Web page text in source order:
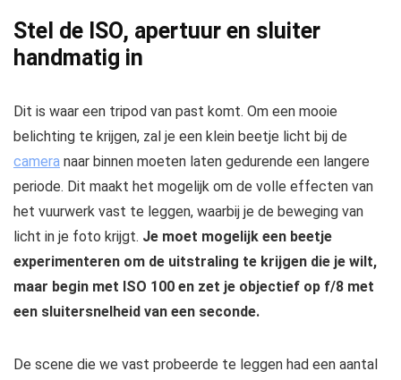
Stel de ISO, apertuur en sluiter
handmatig in
Dit is waar een tripod van past komt. Om een mooie
belichting te krijgen, zal je een klein beetje licht bij de
camera naar binnen moeten laten gedurende een langere
periode. Dit maakt het mogelijk om de volle effecten van
het vuurwerk vast te leggen, waarbij je de beweging van
licht in je foto krijgt. Je moet mogelijk een beetje
experimenteren om de uitstraling te krijgen die je wilt,
maar begin met ISO 100 en zet je objectief op f/8 met
een sluitersnelheid van een seconde.
De scene die we vast probeerde te leggen had een aantal